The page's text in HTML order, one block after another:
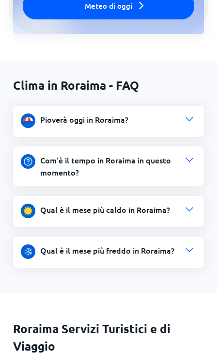
Meteo di oggi
Clima in Roraima - FAQ
Pioverà oggi in Roraima?
Com'è il tempo in Roraima in questo
momento?
Qual è il mese più caldo in Roraima?
Qual è il mese più freddo in Roraima?
Roraima Servizi Turistici e di
Viaggio